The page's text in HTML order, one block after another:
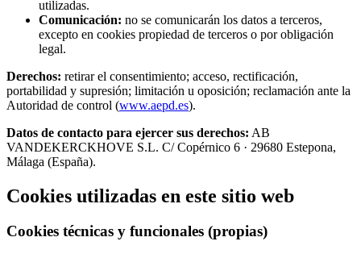
utilizadas.
Comunicación: no se comunicarán los datos a terceros,
excepto en cookies propiedad de terceros o por obligación
legal.
Derechos: retirar el consentimiento; acceso, rectificación,
portabilidad y supresión; limitación u oposición; reclamación ante la
Autoridad de control (www.aepd.es).
Datos de contacto para ejercer sus derechos: AB
VANDEKERCKHOVE S.L. C/ Copérnico 6 · 29680 Estepona,
Málaga (España).
Cookies utilizadas en este sitio web
Cookies técnicas y funcionales (propias)